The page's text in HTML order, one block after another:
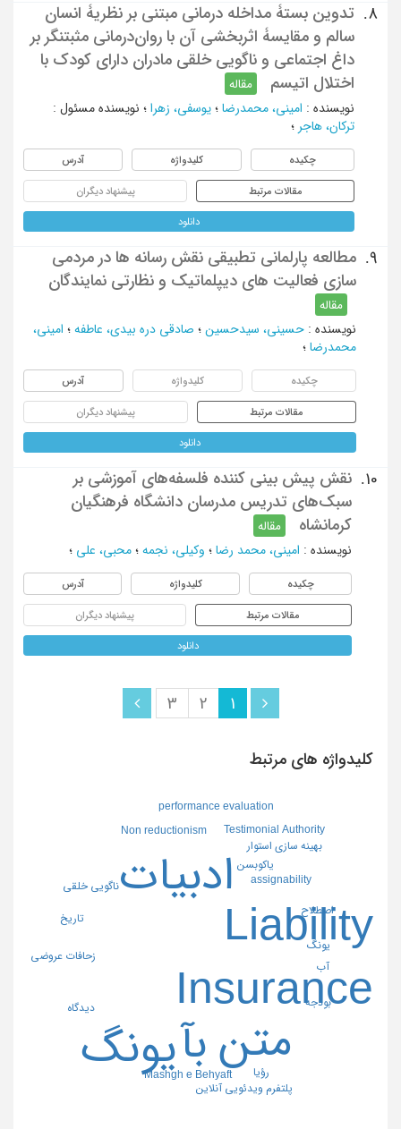
8.
تدوین بستۀ مداخله درمانی مبتنی بر نظریۀ انسان
سالم و مقایسۀ اثربخشی آن با روان‌درمانی مثبتنگر بر
داغ اجتماعی و ناگویی خلقی مادران دارای کودک با
اختلال اتیسم
مقاله
نویسنده : امینی، محمدرضا ؛ یوسفی، زهرا ؛ نویسنده مسئول :
ترکان، هاجر ؛
چکیده کلیدواژه آدرس
مقالات مرتبط پیشنهاد دیگران
دانلود
9.
مطالعه پارلمانی تطبیقی نقش رسانه ها در مردمی
سازی فعالیت های دیپلماتیک و نظارتی نمایندگان
مقاله
نویسنده : حسینی، سیدحسین ؛ صادقی دره بیدی، عاطفه ؛ امینی،
محمدرضا ؛
چکیده کلیدواژه آدرس
مقالات مرتبط پیشنهاد دیگران
دانلود
10.
نقش پیش بینی کننده فلسفه‌های آموزشی بر
سبک‌های تدریس مدرسان دانشگاه فرهنگیان
کرمانشاه
مقاله
نویسنده : امینی، محمد رضا ؛ وکیلی، نجمه ؛ محبی، علی ؛
چکیده کلیدواژه آدرس
مقالات مرتبط پیشنهاد دیگران
دانلود
1
2
3
کلیدواژه های مرتبط
Liability
Insurance
ادبیات
بآ متن یونگ
assignability
Mashgh e Behyaft
Non reductionism
performance evaluation
Testimonial Authority
بهینه سازی استوار
پلتفرم ویدئویی آنلاین
ناگویی خلقی
یاکوبسن
یونگ
آب
اصطلاح
بودجه
تاریخ
دیدگاه
رؤیا
زحافات عروضی